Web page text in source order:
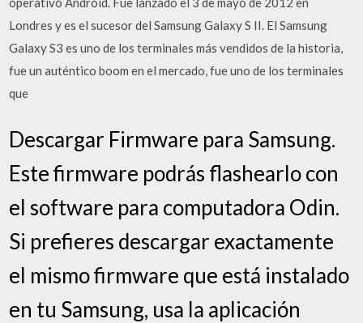
Londres y es el sucesor del Samsung Galaxy S II. El Samsung
Galaxy S3 es uno de los terminales más vendidos de la historia,
fue un auténtico boom en el mercado, fue uno de los terminales
que
Descargar Firmware para Samsung.
Este firmware podrás flashearlo con
el software para computadora Odin.
Si prefieres descargar exactamente
el mismo firmware que está instalado
en tu Samsung, usa la aplicación